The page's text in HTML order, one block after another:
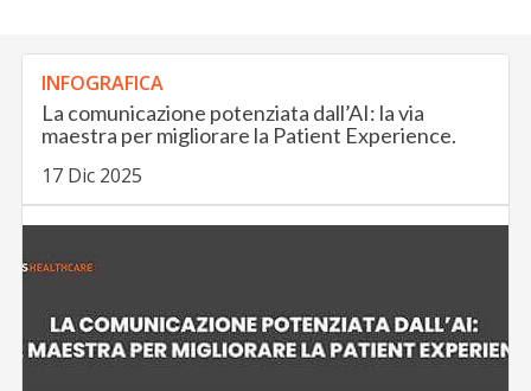
INFOGRAFICA
La comunicazione potenziata dall’AI: la via
maestra per migliorare la Patient Experience.
17 Dic 2025